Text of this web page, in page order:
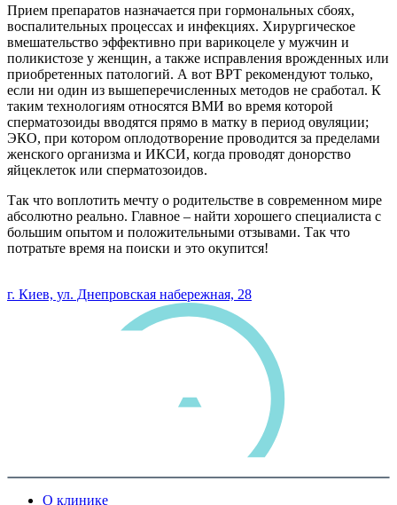
Прием препаратов назначается при гормональных сбоях,
воспалительных процессах и инфекциях. Хирургическое
вмешательство эффективно при варикоцеле у мужчин и
поликистозе у женщин, а также исправления врожденных или
приобретенных патологий. А вот ВРТ рекомендуют только,
если ни один из вышеперечисленных методов не сработал. К
таким технологиям относятся ВМИ во время которой
сперматозоиды вводятся прямо в матку в период овуляции;
ЭКО, при котором оплодотворение проводится за пределами
женского организма и ИКСИ, когда проводят донорство
яйцеклеток или сперматозоидов.
Так что воплотить мечту о родительстве в современном мире
абсолютно реально. Главное – найти хорошего специалиста с
большим опытом и положительными отзывами. Так что
потратьте время на поиски и это окупится!
г. Киев, ул. Днепровская набережная, 28
О клинике